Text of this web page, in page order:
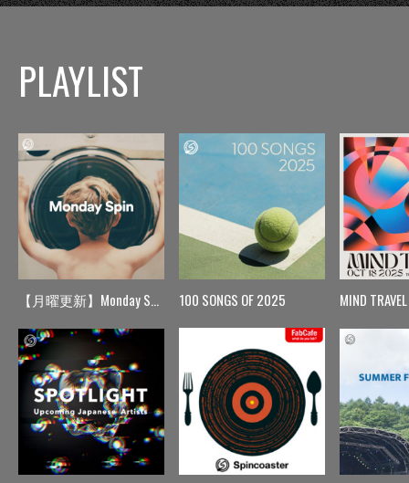
PLAYLIST
【月曜更新】Monday Spin 100 SONGS OF 2025 MIND TRAVEL